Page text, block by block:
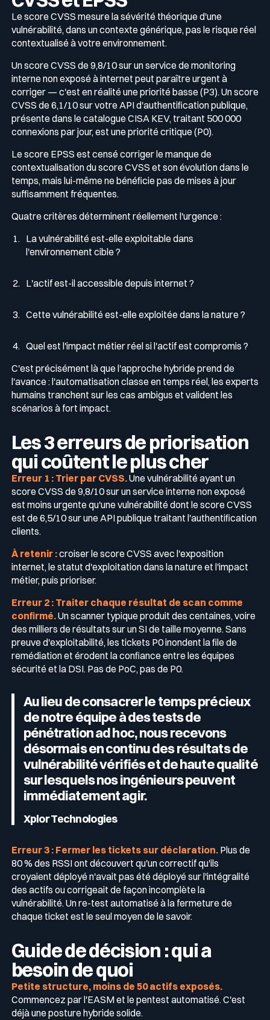
Le score CVSS mesure la sévérité théorique d'une
vulnérabilité, dans un contexte générique, pas le risque réel
contextualisé à votre environnement.
Un score CVSS de 9,8/10 sur un service de monitoring
interne non exposé à internet peut paraître urgent à
corriger — c'est en réalité une priorité basse (P3). Un score
CVSS de 6,1/10 sur votre API d'authentification publique,
présente dans le catalogue CISA KEV, traitant 500 000
connexions par jour, est une priorité critique (P0).
Le score EPSS est censé corriger le manque de
contextualisation du score CVSS et son évolution dans le
temps, mais lui-même ne bénéficie pas de mises à jour
suffisamment fréquentes.
Quatre critères déterminent réellement l'urgence :
La vulnérabilité est-elle exploitable dans
l'environnement cible ?
L'actif est-il accessible depuis internet ?
Cette vulnérabilité est-elle exploitée dans la nature ?
Quel est l'impact métier réel si l'actif est compromis ?
C'est précisément là que l'approche hybride prend de
l'avance : l'automatisation classe en temps réel, les experts
humains tranchent sur les cas ambigus et valident les
scénarios à fort impact.
Les 3 erreurs de priorisation
qui coûtent le plus cher
Erreur 1 : Trier par CVSS.Une vulnérabilité ayant un
score CVSS de 9,8/10 sur un service interne non exposé
est moins urgente qu'une vulnérabilité dont le score CVSS
est de 6,5/10 sur une API publique traitant l'authentification
clients.
À retenir :croiser le score CVSS avec l'exposition
internet, le statut d'exploitation dans la nature et l'impact
métier, puis prioriser.
Erreur 2 : Traiter chaque résultat de scan comme
confirmé.Un scanner typique produit des centaines, voire
des milliers de résultats sur un SI de taille moyenne. Sans
preuve d'exploitabilité, les tickets P0 inondent la file de
remédiation et érodent la confiance entre les équipes
sécurité et la DSI. Pas de PoC, pas de P0.
Au lieu de consacrer le temps précieux
de notre équipe à des tests de
pénétration ad hoc, nous recevons
désormais en continu des résultats de
vulnérabilité vérifiés et de haute qualité
sur lesquels nos ingénieurs peuvent
immédiatement agir.
Xplor Technologies
Erreur 3 : Fermer les tickets sur déclaration.Plus de
80 % des RSSI ont découvert qu'un correctif qu'ils
croyaient déployé n'avait pas été déployé sur l'intégralité
des actifs ou corrigeait de façon incomplète la
vulnérabilité. Un re-test automatisé à la fermeture de
chaque ticket est le seul moyen de le savoir.
Guide de décision : qui a
besoin de quoi
Petite structure, moins de 50 actifs exposés.
Commencez par l'EASM et le pentest automatisé. C'est
déjà une posture hybride solide.